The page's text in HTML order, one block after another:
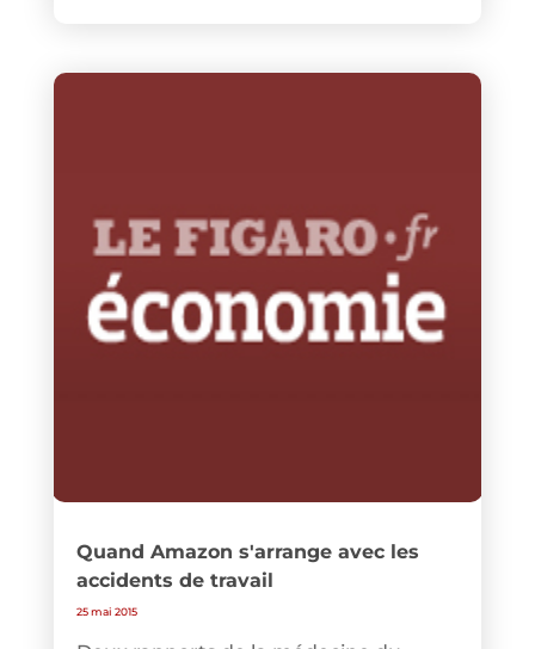
Quand Amazon s'arrange avec les
accidents de travail
25 mai 2015